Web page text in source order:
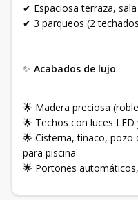
✔ Espaciosa terraza,
✔ 3 parqueos (2
✨ Acabados de lujo:
🌟 Madera preciosa
🌟 Techos con luces LED
🌟 Cisterna, tinaco, pozo
para piscina
🌟 Portones